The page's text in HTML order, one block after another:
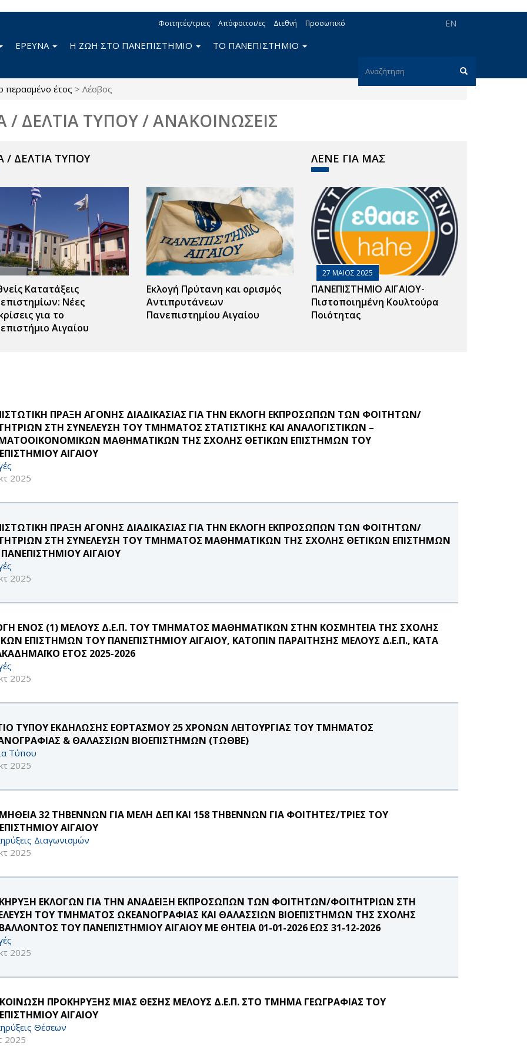
EN
Φοιτητές/τριες Απόφοιτοι/ες Διεθνή Προσωπικό
Φόρμα
ΕΡΕΥΝΑ Η ΖΩΗ ΣΤΟ ΠΑΝΕΠΙΣΤΗΜΙΟ ΤΟ ΠΑΝΕΠΙΣΤΗΜΙΟ
περασμένο έτος > Λέσβος
/ ΔΕΛΤΙΑ ΤΥΠΟΥ / ΑΝΑΚΟΙΝΩΣΕΙΣ
/ ΔΕΛΤΙΑ ΤΥΠΟΥ
Κατατάξεις
Νέες
για το
Αιγαίου
Εκλογή Πρύτανη και ορισμός
Αντιπρυτάνεων
Πανεπιστημίου Αιγαίου
ΛΕΝΕ ΓΙΑ ΜΑΣ
27 ΜΑΙΟΣ 2025
ΠΑΝΕΠΙΣΤΗΜΙΟ ΑΙΓΑΙΟΥ-
Πιστοποιημένη Κουλτούρα
Ποιότητας
ΠΡΑΞΗ ΑΓΟΝΗΣ ΔΙΑΔΙΚΑΣΙΑΣ ΓΙΑ ΤΗΝ ΕΚΛΟΓΗ ΕΚΠΡΟΣΩΠΩΝ ΤΩΝ ΦΟΙΤΗΤΩΝ/
ΣΤΗ ΣΥΝΕΛΕΥΣΗ ΤΟΥ ΤΜΗΜΑΤΟΣ ΣΤΑΤΙΣΤΙΚΗΣ ΚΑΙ ΑΝΑΛΟΓΙΣΤΙΚΩΝ –
ΜΑΘΗΜΑΤΙΚΩΝ ΤΗΣ ΣΧΟΛΗΣ ΘΕΤΙΚΩΝ ΕΠΙΣΤΗΜΩΝ ΤΟΥ
ΑΙΓΑΙΟΥ
2025
ΠΡΑΞΗ ΑΓΟΝΗΣ ΔΙΑΔΙΚΑΣΙΑΣ ΓΙΑ ΤΗΝ ΕΚΛΟΓΗ ΕΚΠΡΟΣΩΠΩΝ ΤΩΝ ΦΟΙΤΗΤΩΝ/
ΣΤΗ ΣΥΝΕΛΕΥΣΗ ΤΟΥ ΤΜΗΜΑΤΟΣ ΜΑΘΗΜΑΤΙΚΩΝ ΤΗΣ ΣΧΟΛΗΣ ΘΕΤΙΚΩΝ ΕΠΙΣΤΗΜΩΝ
ΑΙΓΑΙΟΥ
2025
ΕΝΟΣ (1) ΜΕΛΟΥΣ Δ.Ε.Π. ΤΟΥ ΤΜΗΜΑΤΟΣ ΜΑΘΗΜΑΤΙΚΩΝ ΣΤΗΝ ΚΟΣΜΗΤΕΙΑ ΤΗΣ ΣΧΟΛΗΣ
ΕΠΙΣΤΗΜΩΝ ΤΟΥ ΠΑΝΕΠΙΣΤΗΜΙΟΥ ΑΙΓΑΙΟΥ, ΚΑΤΟΠΙΝ ΠΑΡΑΙΤΗΣΗΣ ΜΕΛΟΥΣ Δ.Ε.Π., ΚΑΤΑ
ΕΤΟΣ 2025-2026
2025
ΤΥΠΟΥ ΕΚΔΗΛΩΣΗΣ ΕΟΡΤΑΣΜΟΥ 25 ΧΡΟΝΩΝ ΛΕΙΤΟΥΡΓΙΑΣ ΤΟΥ ΤΜΗΜΑΤΟΣ
& ΘΑΛΑΣΣΙΩΝ ΒΙΟΕΠΙΣΤΗΜΩΝ (ΤΩΘΒΕ)
Τύπου
2025
32 ΤΗΒΕΝΝΩΝ ΓΙΑ ΜΕΛΗ ΔΕΠ ΚΑΙ 158 ΤΗΒΕΝΝΩΝ ΓΙΑ ΦΟΙΤΗΤΕΣ/ΤΡΙΕΣ ΤΟΥ
ΑΙΓΑΙΟΥ
Διαγωνισμών
2025
ΕΚΛΟΓΩΝ ΓΙΑ ΤΗΝ ΑΝΑΔΕΙΞΗ ΕΚΠΡΟΣΩΠΩΝ ΤΩΝ ΦΟΙΤΗΤΩΝ/ΦΟΙΤΗΤΡΙΩΝ ΣΤΗ
ΤΟΥ ΤΜΗΜΑΤΟΣ ΩΚΕΑΝΟΓΡΑΦΙΑΣ ΚΑΙ ΘΑΛΑΣΣΙΩΝ ΒΙΟΕΠΙΣΤΗΜΩΝ ΤΗΣ ΣΧΟΛΗΣ
ΤΟΥ ΠΑΝΕΠΙΣΤΗΜΙΟΥ ΑΙΓΑΙΟΥ ΜΕ ΘΗΤΕΙΑ 01-01-2026 ΕΩΣ 31-12-2026
2025
ΠΡΟΚΗΡΥΞΗΣ ΜΙΑΣ ΘΕΣΗΣ ΜΕΛΟΥΣ Δ.Ε.Π. ΣΤΟ ΤΜΗΜΑ ΓΕΩΓΡΑΦΙΑΣ ΤΟΥ
ΑΙΓΑΙΟΥ
Θέσεων
2025